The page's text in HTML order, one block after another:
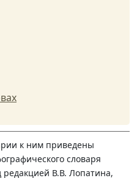
к ним приведены
словаря
редакцией В.В. Лопатина,